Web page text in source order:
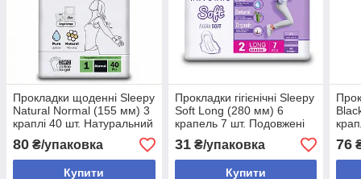
Прокладки щоденнi Sleepy
Natural Normal (155 мм) 3
краплі 40 шт. Натуральний
склад
80 ₴/упаковка
Купити
Прокладки гігієнічні Sleepy
Soft Long (280 мм) 6
крапель 7 шт. Подовжені
прокладки
31₴/упаковка
Купити
76